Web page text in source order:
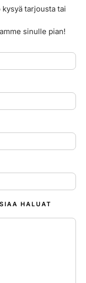
tarjousta tai
sinulle pian!
HALUAT